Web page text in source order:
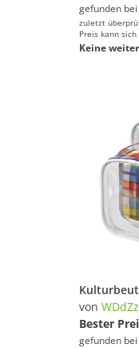
gefunden bei
zuletzt
Preis kann
Keine
von
Bester
gefunden bei